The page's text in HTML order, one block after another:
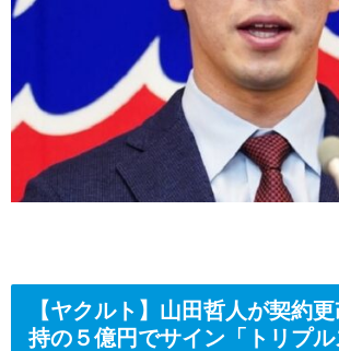
【ヤクルト】山田哲人が契約
持の５億円でサイン「トリプル